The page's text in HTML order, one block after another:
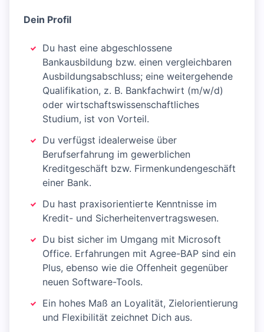
Dein Profil
Du hast eine abgeschlossene
Bankausbildung bzw. einen vergleichbaren
Ausbildungsabschluss; eine weitergehende
Qualifikation, z. B. Bankfachwirt (m/w/d)
oder wirtschaftswissenschaftliches
Studium, ist von Vorteil.
Du verfügst idealerweise über
Berufserfahrung im gewerblichen
Kreditgeschäft bzw. Firmenkundengeschäft
einer Bank.
Du hast praxisorientierte Kenntnisse im
Kredit- und Sicherheitenvertragswesen.
Du bist sicher im Umgang mit Microsoft
Office. Erfahrungen mit Agree-BAP sind ein
Plus, ebenso wie die Offenheit gegenüber
neuen Software-Tools.
Ein hohes Maß an Loyalität, Zielorientierung
und Flexibilität zeichnet Dich aus.